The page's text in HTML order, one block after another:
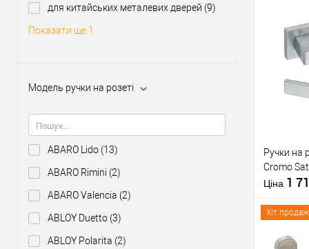
для китайських металевих дверей (9)
Показати ще 1
Модель ручки на розеті
ABARO Lido (13)
ABARO Rimini (2)
ABARO Valencia (2)
ABLOY Duetto (3)
ABLOY Polarita (2)
Тип
У
Модель
Ручки на
Cromo
Ціна 1
Хіт